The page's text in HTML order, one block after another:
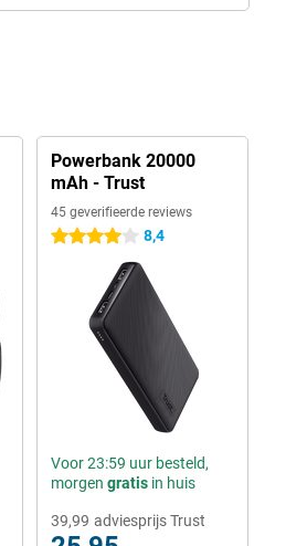
Powerbank 20000
mAh - Trust
45 geverifieerde reviews
4 sterren 8,4
Voor 23:59 uur besteld,
morgen gratisin huis
39,99 adviesprijs Trust